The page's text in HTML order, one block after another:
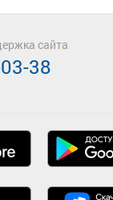
сайта
38